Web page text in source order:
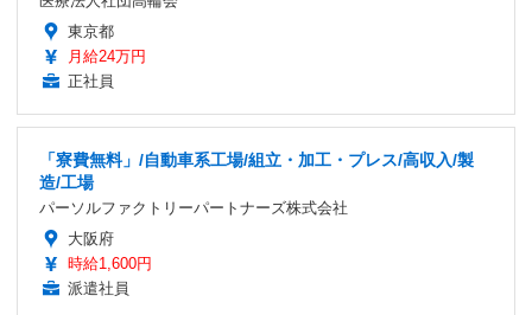
東京都
月給24万円
正社員
「寮費無料」/自動車系工場/組立・加工・プレス/高収入/製
造/工場
パーソルファクトリーパートナーズ株式会社
大阪府
時給1,600円
派遣社員